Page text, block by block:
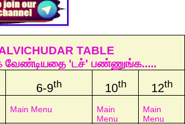
TABLE
வேண்டியதை 'டச்' பண்ணுங்க.....
6-9th 10th 12th
Main Menu
Main
Menu
Main
Menu